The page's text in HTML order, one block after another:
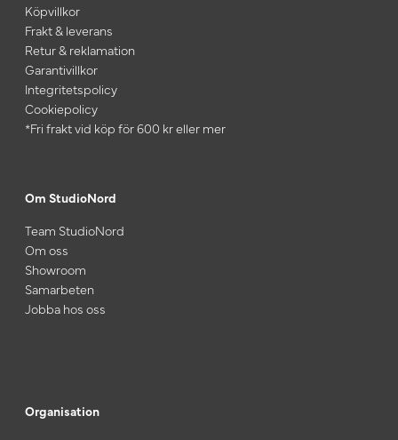
Köpvillkor
Frakt & leverans
Retur & reklamation
Garantivillkor
Integritetspolicy
Cookiepolicy
*Fri frakt vid köp för 600 kr eller mer
Om StudioNord
Team StudioNord
Om oss
Showroom
Samarbeten
Jobba hos oss
Organisation